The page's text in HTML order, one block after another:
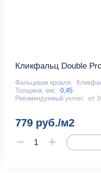
Кликфальц Double
Фальцевая кровля:
Толщина, мм: 0,45
Рекомендуемый уклон: от
779 руб./м2